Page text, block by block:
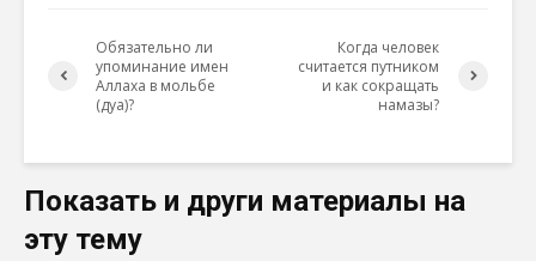
Обязательно ли
упоминание имен
Аллаха в мольбе
(дуа)?
Когда человек
считается путником
и как сокращать
намазы?
Показать и други материалы на
эту тему